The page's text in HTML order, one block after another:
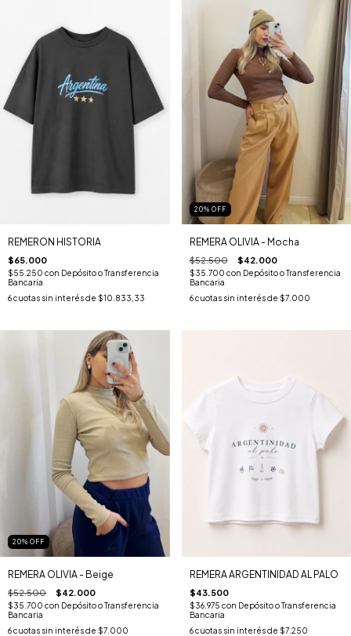
REMERON HISTORIA
$65.000
$55.250 con Depósito o Transferencia
Bancaria
6cuotas sin interés de $10.833,33
20% OFF
REMERA OLIVIA - Mocha
$52.500 $42.000
$35.700 con Depósito o Transferencia
Bancaria
6 cuotas sin interés de $7.000
20% OFF
REMERA OLIVIA - Beige
$52.500 $42.000
$35.700 con Depósito o Transferencia
Bancaria
6cuotas sin interés de $7.000
REMERA ARGENTINIDAD AL PALO
$43.500
$36.975 con Depósito o Transferencia
Bancaria
6 cuotas sin interés de $7.250